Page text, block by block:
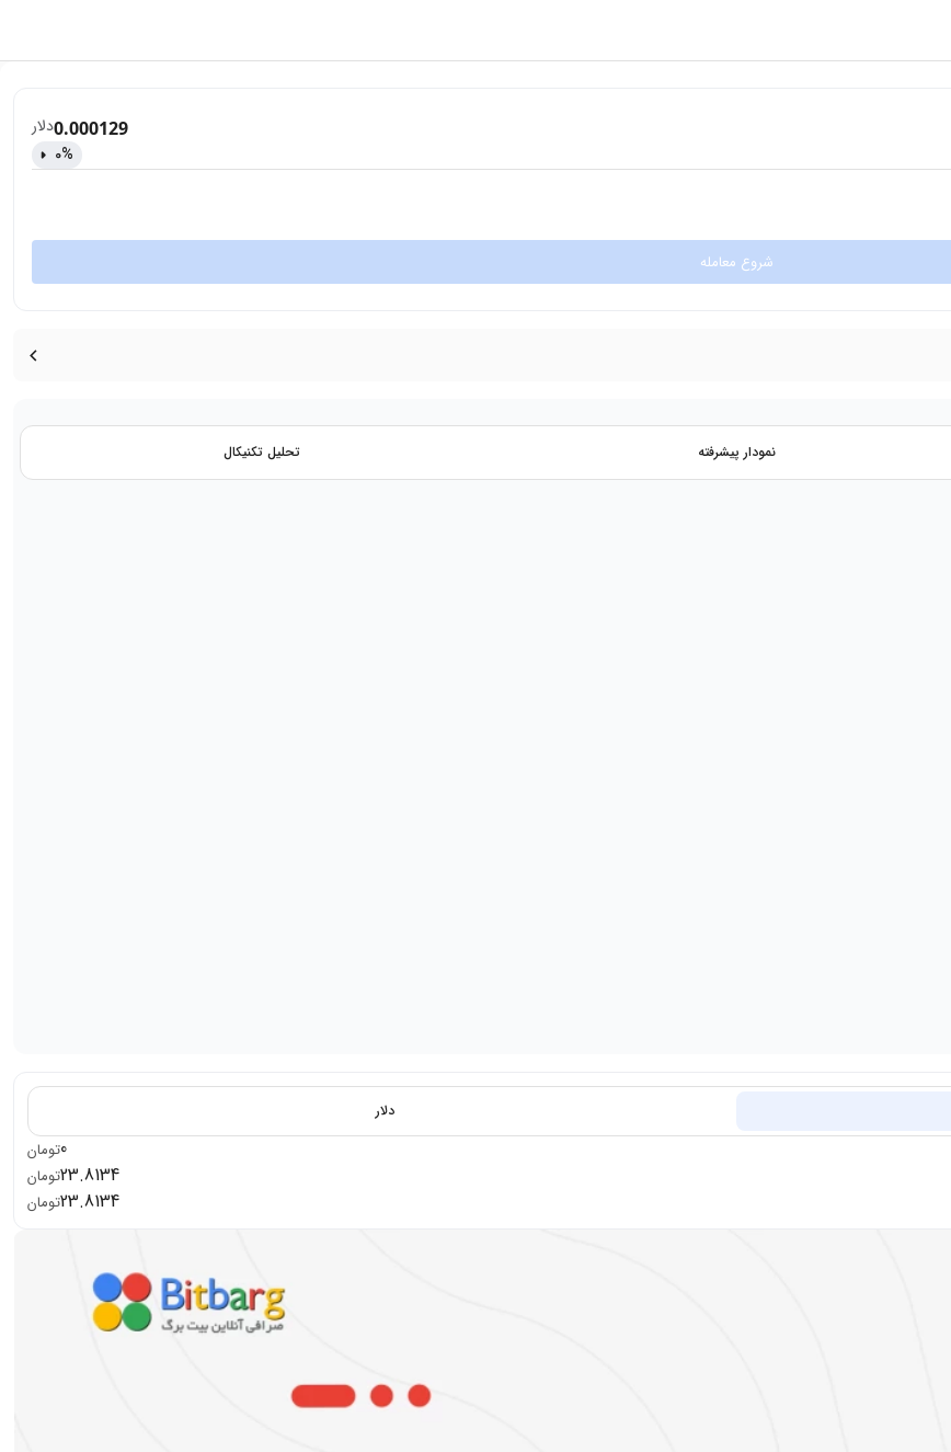
0.000129دلار
0%
شروع معامله
نمودار پیشرفته تحلیل تکنیکال
دلار
0تومان
23.8134تومان
23.8134تومان